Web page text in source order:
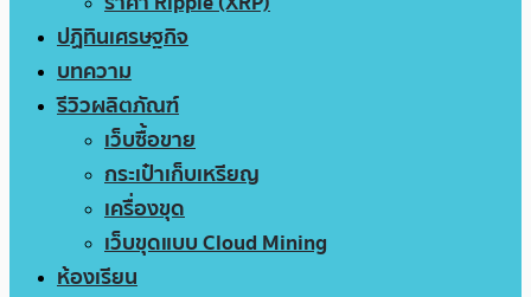
ปฏิทินเศรษฐกิจ
บทความ
รีวิวผลิตภัณฑ์
เว็บซื้อขาย
กระเป๋าเก็บเหรียญ
เครื่องขุด
เว็บขุดแบบ Cloud Mining
ห้องเรียน